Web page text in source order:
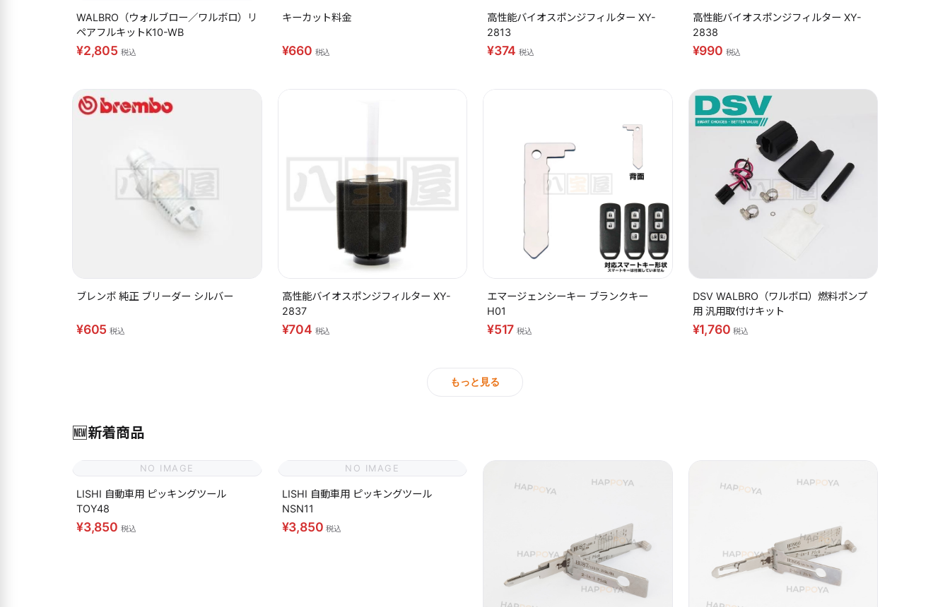
WALBRO（ウォルブロー／ワルボロ）リ
ペアフルキットK10-WB
¥2,805 税込
キーカット料金
¥660 税込
高性能バイオスポンジフィルター XY-
2813
¥374税込
高性能バイオスポンジフィルター XY-
2838
¥990 税込
ブレンボ 純正 ブリーダー シルバー
¥605税込
高性能バイオスポンジフィルター XY-
2837
¥704 税込
エマージェンシーキー ブランクキー
H01
¥517税込
DSV WALBRO（ワルボロ）燃料ポンプ
用 汎用取付けキット
¥1,760税込
もっと見る
🆕新着商品
NO IMAGE
LISHI 自動車用 ピッキングツール
TOY48
¥3,850 税込
NO IMAGE
LISHI 自動車用 ピッキングツール
NSN11
¥3,850税込